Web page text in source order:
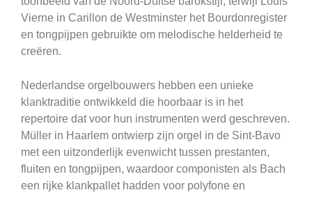
Vierne in Carillon de Westminster het Bourdonregister
en tongpijpen gebruikte om melodische helderheid te
creëren.
Nederlandse orgelbouwers hebben een unieke
klanktraditie ontwikkeld die hoorbaar is in het
repertoire dat voor hun instrumenten werd geschreven.
Müller in Haarlem ontwierp zijn orgel in de Sint-Bavo
met een uitzonderlijk evenwicht tussen prestanten,
fluiten en tongpijpen, waardoor componisten als Bach
een rijke klankpallet hadden voor polyfone en